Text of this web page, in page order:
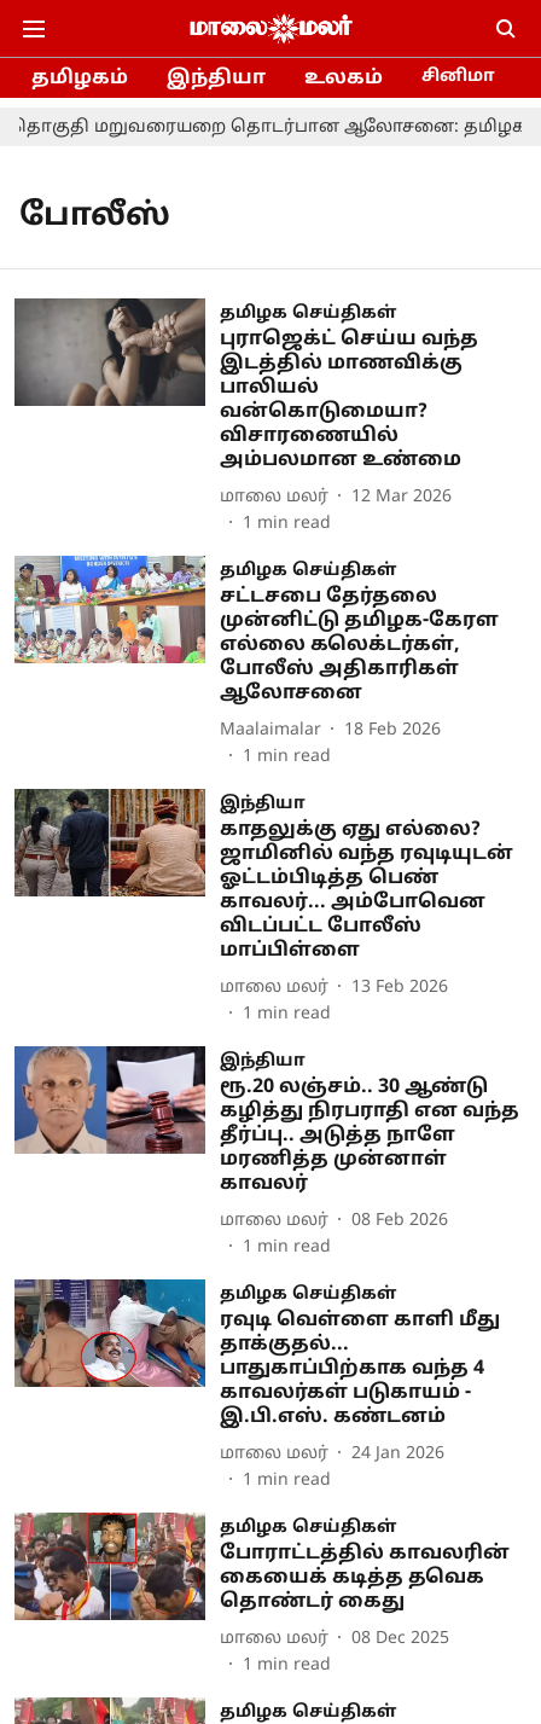
தமிழகம் இந்தியா உலகம் சினிமா
மறுவரையறை தொடர்பான ஆலோசனை: தமிழக
போலீஸ்
தமிழக செய்திகள்
புராஜெக்ட் செய்ய வந்த
இடத்தில் மாணவிக்கு
பாலியல்
வன்கொடுமையா?
விசாரணையில்
அம்பலமான உண்மை
மாலை மலர்
12 Mar 2026
1 min read
தமிழக செய்திகள்
சட்டசபை தேர்தலை
முன்னிட்டு தமிழக-கேரள
எல்லை கலெக்டர்கள்,
போலீஸ் அதிகாரிகள்
ஆலோசனை
Maalaimalar
18 Feb 2026
1 min read
இந்தியா
காதலுக்கு ஏது எல்லை?
ஜாமினில் வந்த ரவுடியுடன்
ஓட்டம்பிடித்த பெண்
காவலர்... அம்போவென
விடப்பட்ட போலீஸ்
மாப்பிள்ளை
மாலை மலர்
13 Feb 2026
1 min read
இந்தியா
ரூ.20 லஞ்சம்.. 30 ஆண்டு
கழித்து நிரபராதி என வந்த
தீர்ப்பு.. அடுத்த நாளே
மரணித்த முன்னாள்
காவலர்
மாலை மலர்
08 Feb 2026
1 min read
தமிழக செய்திகள்
ரவுடி வெள்ளை காளி மீது
தாக்குதல்...
பாதுகாப்பிற்காக வந்த 4
காவலர்கள் படுகாயம் -
இ.பி.எஸ். கண்டனம்
மாலை மலர்
24 Jan 2026
1 min read
தமிழக செய்திகள்
போராட்டத்தில் காவலரின்
கையைக் கடித்த தவெக
தொண்டர் கைது
மாலை மலர்
08 Dec 2025
1 min read
தமிழக செய்திகள்